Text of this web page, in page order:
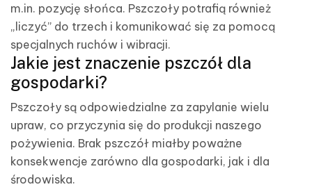
m.in. pozycję słońca. Pszczoły potrafią również
„liczyć” do trzech i komunikować się za pomocą
specjalnych ruchów i wibracji.
Jakie jest znaczenie pszczół dla
gospodarki?
Pszczoły są odpowiedzialne za zapylanie wielu
upraw, co przyczynia się do produkcji naszego
pożywienia. Brak pszczół miałby poważne
konsekwencje zarówno dla gospodarki, jak i dla
środowiska.